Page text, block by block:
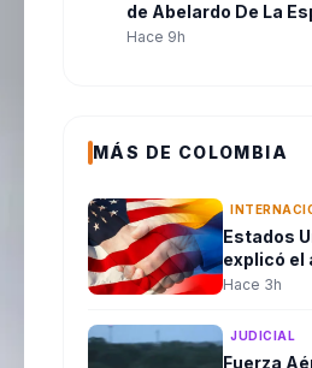
de Abelardo De La
habla tras la
Hace 9h
MÁS DE COLOMBIA
Estados
explicó el
en qué
seguridad
Hace 3h
JUDICIAL
Fuerza